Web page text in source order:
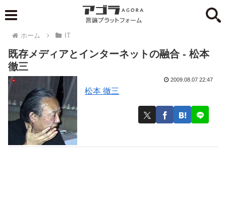
ホーム IT
既存メディアとインターネットの融合 - 松本
徹三
松本 徹三
2009.08.07 22:47